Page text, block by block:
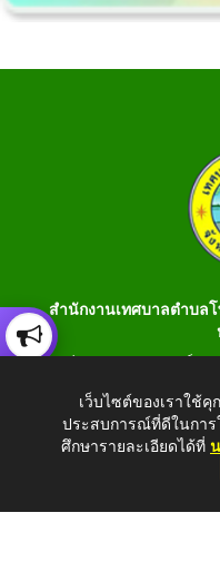
สำนักงานเทศบาลตำบลโ
990401
E-Saraban :
เว็บไซต์ของเราใช้
ประสบการณ์ที่ดีในกา
ศึกษารายละเอียดได้ที่